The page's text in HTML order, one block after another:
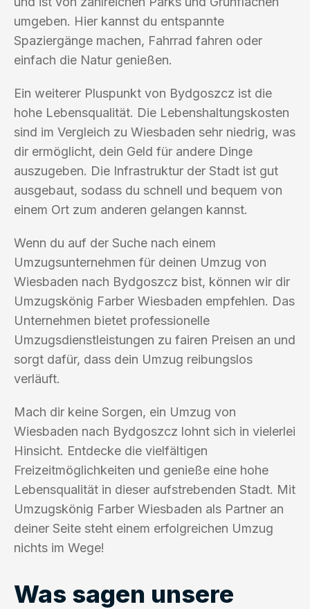
umgeben. Hier kannst du entspannte
Spaziergänge machen, Fahrrad fahren oder
einfach die Natur genießen.
Ein weiterer Pluspunkt von Bydgoszcz ist die
hohe Lebensqualität. Die Lebenshaltungskosten
sind im Vergleich zu Wiesbaden sehr niedrig, was
dir ermöglicht, dein Geld für andere Dinge
auszugeben. Die Infrastruktur der Stadt ist gut
ausgebaut, sodass du schnell und bequem von
einem Ort zum anderen gelangen kannst.
Wenn du auf der Suche nach einem
Umzugsunternehmen für deinen Umzug von
Wiesbaden nach Bydgoszcz bist, können wir dir
Umzugskönig Farber Wiesbaden empfehlen. Das
Unternehmen bietet professionelle
Umzugsdienstleistungen zu fairen Preisen an und
sorgt dafür, dass dein Umzug reibungslos
verläuft.
Mach dir keine Sorgen, ein Umzug von
Wiesbaden nach Bydgoszcz lohnt sich in vielerlei
Hinsicht. Entdecke die vielfältigen
Freizeitmöglichkeiten und genieße eine hohe
Lebensqualität in dieser aufstrebenden Stadt. Mit
Umzugskönig Farber Wiesbaden als Partner an
deiner Seite steht einem erfolgreichen Umzug
nichts im Wege!
Was sagen unsere